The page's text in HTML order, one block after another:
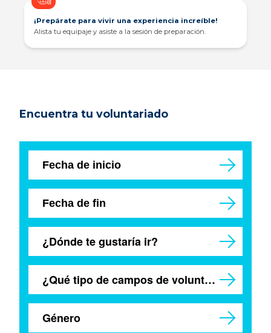
¡Prepárate para vivir una experiencia increíble!
Alista tu equipaje y asiste a la sesión de preparación.
Encuentra tu voluntariado